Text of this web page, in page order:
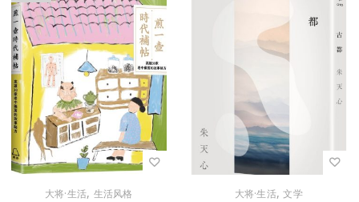
大将·生活, 生活风格 大将·生活,文学